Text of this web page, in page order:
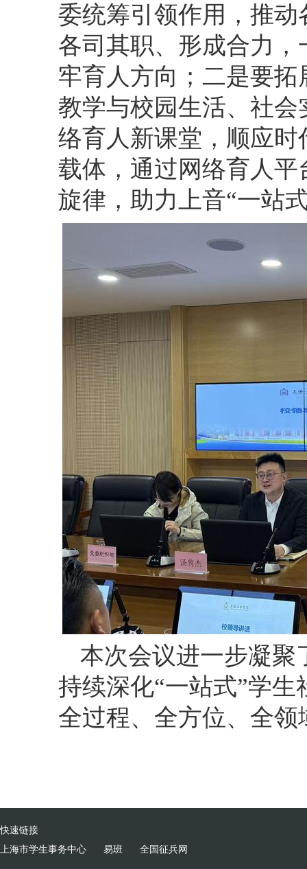
委统筹引领作用，推
各司其职、形成合力，
牢育人方向 ；二是要拓
教学与校园生活、社
络育人新课堂，顺应
载体， 通过网络育人平
旋律 ， 助力上音“一站
本次会议进一步凝聚
持续深化“一站式”学
全过程、 全方位、 全领
快速链接
上海市学生事务中心
易班 全国征兵网